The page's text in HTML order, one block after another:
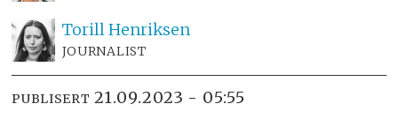
Torill Henriksen
JOURNALIST
PUBLISERT 21.09.2023 - 05:55